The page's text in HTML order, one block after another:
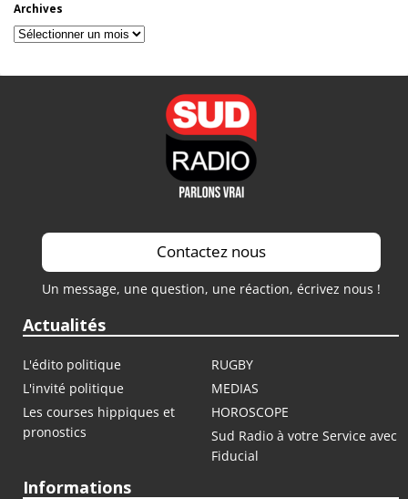
Archives
Archives
Contactez nous
Un message, une question, une réaction, écrivez nous !
Actualités
L'édito politique
RUGBY
L'invité politique
MEDIAS
Les courses hippiques et
pronostics
HOROSCOPE
Sud Radio à votre Service avec
Fiducial
Informations